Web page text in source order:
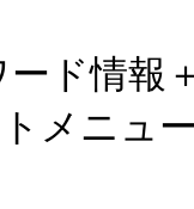
ド情報
メニュ